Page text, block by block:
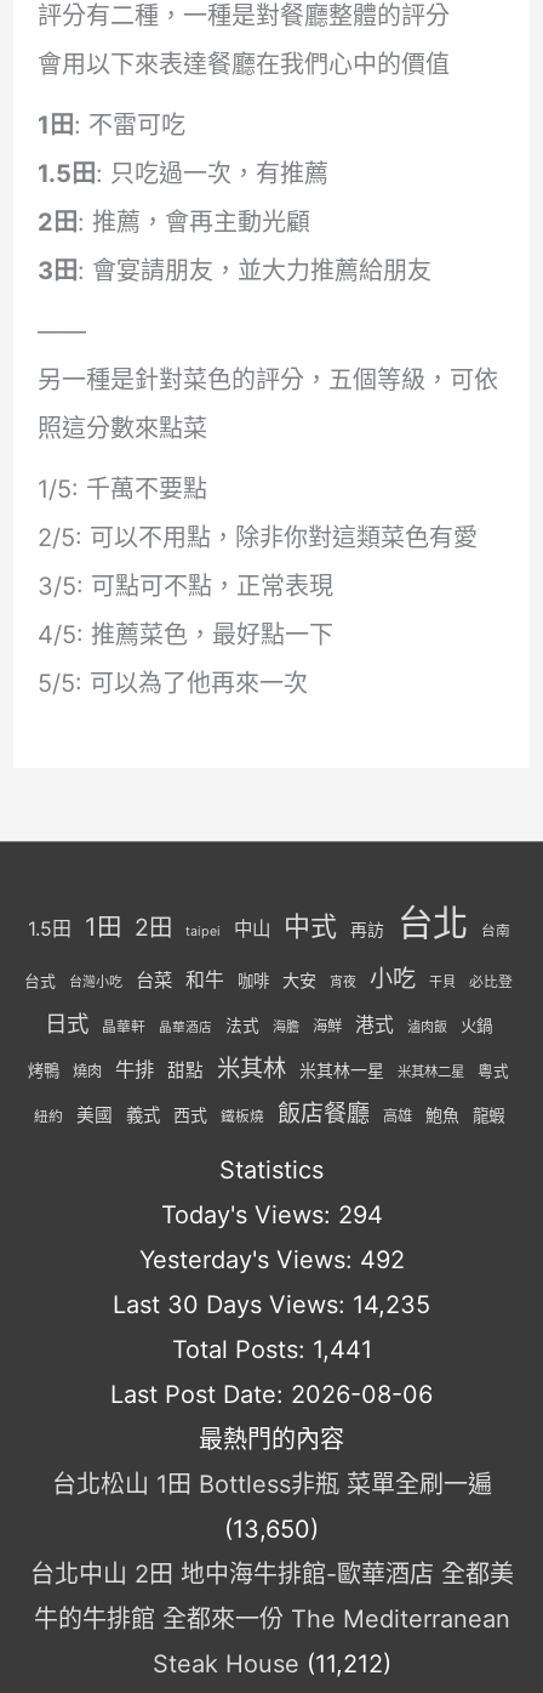
評分有二種，一種是對餐廳整體的評分
會用以下來表達餐廳在我們心中的價值
1田: 不雷可吃
1.5田: 只吃過一次，有推薦
2田: 推薦，會再主動光顧
3田: 會宴請朋友，並大力推薦給朋友
——
另一種是針對菜色的評分，五個等級，可依
照這分數來點菜
1/5: 千萬不要點
2/5: 可以不用點，除非你對這類菜色有愛
3/5: 可點可不點，正常表現
4/5: 推薦菜色，最好點一下
5/5: 可以為了他再來一次
1.5田 1田 2田 taipei 中山 中式 再訪 台北 台南
台式 台灣小吃 台菜 和牛 咖啡 大安 宵夜 小吃 干貝 必比登
日式 晶華軒 晶華酒店 法式 海膽 海鮮 港式 滷肉飯 火鍋
烤鴨 燒肉 牛排 甜點 米其林 米其林一星 米其林二星 粵式
紐約 美國 義式 西式 鐵板燒 飯店餐廳 高雄 鮑魚 龍蝦
Statistics
Today's Views: 294
Yesterday's Views: 492
Last 30 Days Views: 14,235
Total Posts: 1,441
Last Post Date: 2026-08-06
最熱門的內容
台北松山 1田 Bottless非瓶 菜單全刷一遍
(13,650)
台北中山 2田 地中海牛排館-歐華酒店 全都美
牛的牛排館 全都來一份 The Mediterranean
Steak House (11,212)